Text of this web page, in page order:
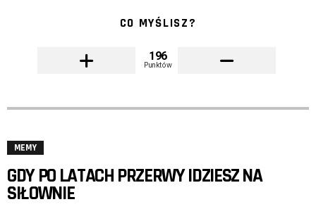
CO MYŚLISZ?
196
Punktów
MEMY
GDY PO LATACH PRZERWY IDZIESZ NA
SIŁOWNIE